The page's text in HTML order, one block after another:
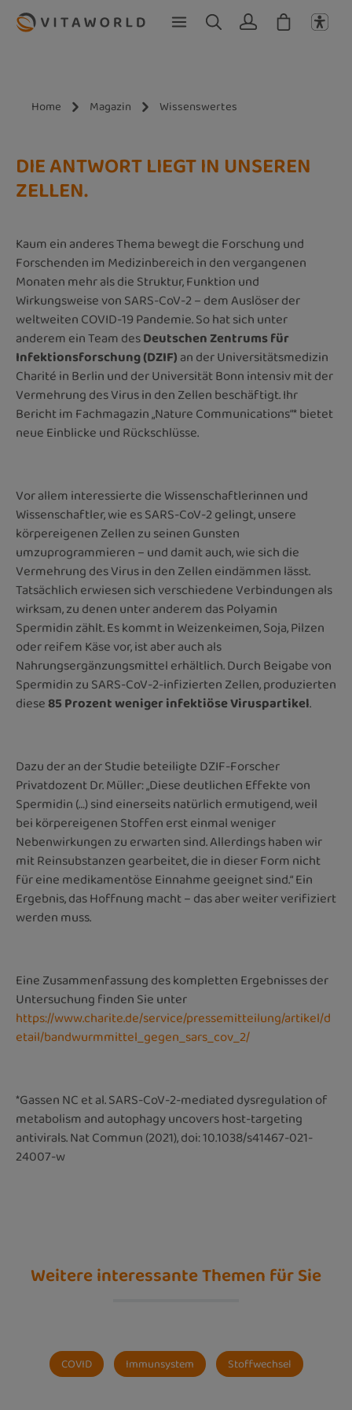
Zum Hauptinhalt springen
Home Magazin Wissenswertes
DIE ANTWORT LIEGT IN UNSEREN
ZELLEN.
Kaum ein anderes Thema bewegt die Forschung und
Forschenden im Medizinbereich in den vergangenen
Monaten mehr als die Struktur, Funktion und
Wirkungsweise von SARS-CoV-2 – dem Auslöser der
weltweiten COVID-19 Pandemie. So hat sich unter
anderem ein Team desDeutschen Zentrums für
Infektionsforschung (DZIF)an der Universitätsmedizin
Charité in Berlin und der Universität Bonn intensiv mit der
Vermehrung des Virus in den Zellen beschäftigt. Ihr
Bericht im Fachmagazin „Nature Communications“* bietet
neue Einblicke und Rückschlüsse.
Vor allem interessierte die Wissenschaftlerinnen und
Wissenschaftler, wie es SARS-CoV-2 gelingt, unsere
körpereigenen Zellen zu seinen Gunsten
umzuprogrammieren – und damit auch, wie sich die
Vermehrung des Virus in den Zellen eindämmen lässt.
Tatsächlich erwiesen sich verschiedene Verbindungen als
wirksam, zu denen unter anderem das Polyamin
Spermidin zählt. Es kommt in Weizenkeimen, Soja, Pilzen
oder reifem Käse vor, ist aber auch als
Nahrungsergänzungsmittel erhältlich. Durch Beigabe von
Spermidin zu SARS-CoV-2-infizierten Zellen, produzierten
diese85 Prozent weniger infektiöse Viruspartikel.
Dazu der an der Studie beteiligte DZIF-Forscher
Privatdozent Dr. Müller: „Diese deutlichen Effekte von
Spermidin (…) sind einerseits natürlich ermutigend, weil
bei körpereigenen Stoffen erst einmal weniger
Nebenwirkungen zu erwarten sind. Allerdings haben wir
mit Reinsubstanzen gearbeitet, die in dieser Form nicht
für eine medikamentöse Einnahme geeignet sind.“ Ein
Ergebnis, das Hoffnung macht – das aber weiter verifiziert
werden muss.
Eine Zusammenfassung des kompletten Ergebnisses der
Untersuchung finden Sie unter
https://www.charite.de/service/pressemitteilung/artikel/d
etail/bandwurmmittel_gegen_sars_cov_2/
*Gassen NC et al. SARS-CoV-2-mediated dysregulation of
metabolism and autophagy uncovers host-targeting
antivirals. Nat Commun (2021), doi: 10.1038/s41467-021-
24007-w
Weitere interessante Themen für Sie
COVID Immunsystem Stoffwechsel